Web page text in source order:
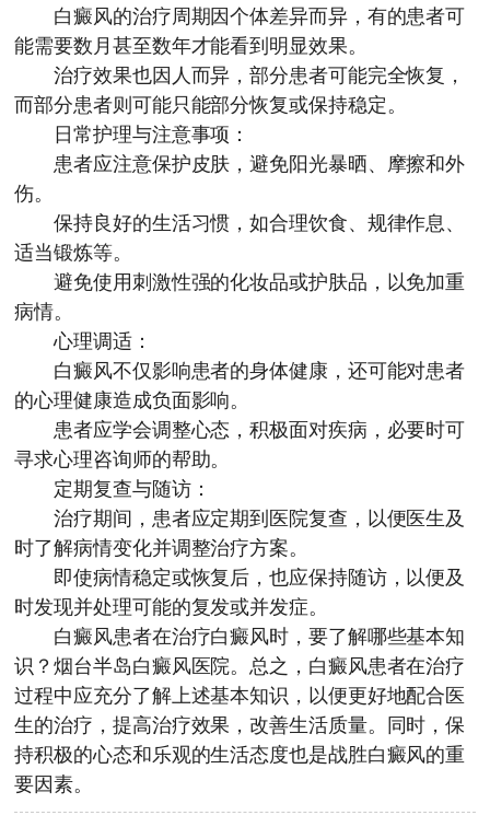
白癜风的治疗周期因个体差异而异，有的患者可
能需要数月甚至数年才能看到明显效果。
治疗效果也因人而异，部分患者可能完全恢复，
而部分患者则可能只能部分恢复或保持稳定。
日常护理与注意事项：
患者应注意保护皮肤，避免阳光暴晒、摩擦和外
伤。
保持良好的生活习惯，如合理饮食、规律作息、
适当锻炼等。
避免使用刺激性强的化妆品或护肤品，以免加重
病情。
心理调适：
白癜风不仅影响患者的身体健康，还可能对患者
的心理健康造成负面影响。
患者应学会调整心态，积极面对疾病，必要时可
寻求心理咨询师的帮助。
定期复查与随访：
治疗期间，患者应定期到医院复查，以便医生及
时了解病情变化并调整治疗方案。
即使病情稳定或恢复后，也应保持随访，以便及
时发现并处理可能的复发或并发症。
白癜风患者在治疗白癜风时，要了解哪些基本知
识？烟台半岛白癜风医院。总之，白癜风患者在治疗
过程中应充分了解上述基本知识，以便更好地配合医
生的治疗，提高治疗效果，改善生活质量。同时，保
持积极的心态和乐观的生活态度也是战胜白癜风的重
要因素。